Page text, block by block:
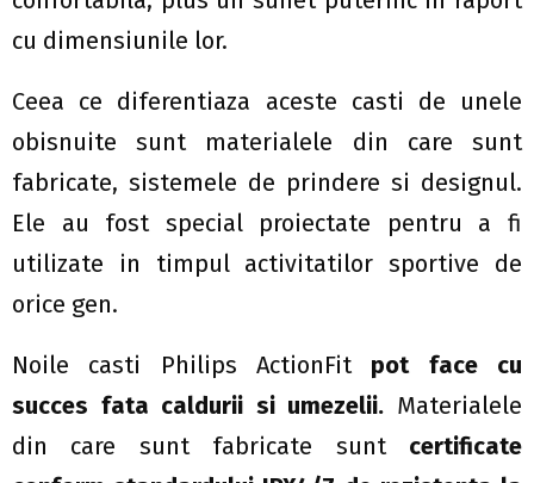
cu dimensiunile lor.
Ceea ce diferentiaza aceste casti de unele
obisnuite sunt materialele din care sunt
fabricate, sistemele de prindere si designul.
Ele au fost special proiectate pentru a fi
utilizate in timpul activitatilor sportive de
orice gen.
Noile casti Philips ActionFit pot face cu
succes fata caldurii si umezelii. Materialele
din care sunt fabricate sunt certificate